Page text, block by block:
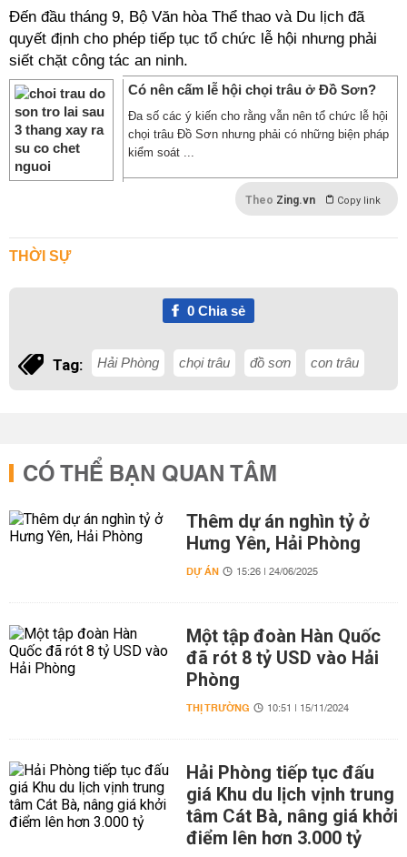
Đến đầu tháng 9, Bộ Văn hòa Thể thao và Du lịch đã
quyết định cho phép tiếp tục tổ chức lễ hội nhưng phải
siết chặt công tác an ninh.
Có nên cấm lễ hội chọi trâu ở Đồ Sơn?
Đa số các ý kiến cho rằng vẫn nên tổ chức lễ hội
chọi trâu Đồ Sơn nhưng phải có những biện pháp
kiểm soát ...
Theo Zing.vn Copy link
THỜI SỰ
0Chia sẻ
Tag: Hải Phòng chọi trâu đồ sơn con trâu
CÓ THỂ BẠN QUAN TÂM
Thêm dự án nghìn tỷ ở
Hưng Yên, Hải Phòng
DỰ ÁN 15:26 | 24/06/2025
Một tập đoàn Hàn Quốc
đã rót 8 tỷ USD vào Hải
Phòng
THỊ TRƯỜNG 10:51 | 15/11/2024
Hải Phòng tiếp tục đấu
giá Khu du lịch vịnh trung
tâm Cát Bà, nâng giá khởi
điểm lên hơn 3.000 tỷ